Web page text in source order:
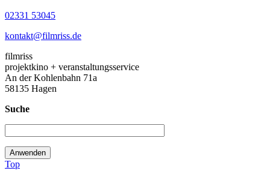
02331 53045
kontakt@filmriss.de
filmriss
projektkino + veranstaltungsservice
An der Kohlenbahn 71a
58135 Hagen
Suche
Top